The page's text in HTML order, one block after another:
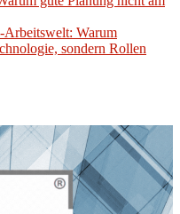
Arbeitswelt: Warum
sondern Rollen